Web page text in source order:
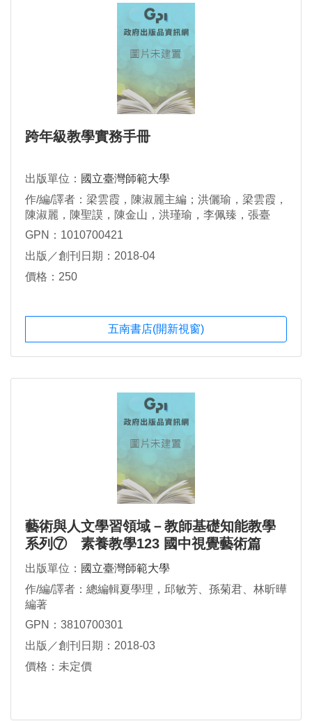
跨年級教學實務手冊
出版單位： 國立臺灣師範大學
作/編/譯者：梁雲霞，陳淑麗主編；洪儷瑜，梁雲霞，
陳淑麗，陳聖謨，陳金山，洪瑾瑜，李佩臻，張臺
隆，段傳芬著
GPN：1010700421
出版／創刊日期：2018-04
價格：250
五南書店(開新視窗)
藝術與人文學習領域－教師基礎知能教學
系列⑦ 素養教學123 國中視覺藝術篇
出版單位： 國立臺灣師範大學
作/編/譯者：總編輯夏學理，邱敏芳、孫菊君、林昕曄
編著
GPN：3810700301
出版／創刊日期：2018-03
價格：未定價